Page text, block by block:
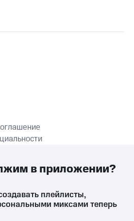
ПРИЛОЖЕНИЕ
плейлисты,
миксами теперь